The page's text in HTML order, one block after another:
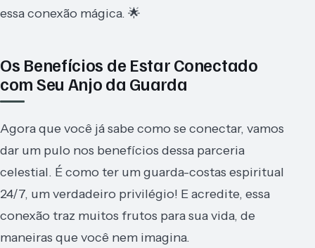
essa conexão mágica. 🌟
Os Benefícios de Estar Conectado
com Seu Anjo da Guarda
Agora que você já sabe como se conectar, vamos
dar um pulo nos benefícios dessa parceria
celestial. É como ter um guarda-costas espiritual
24/7, um verdadeiro privilégio! E acredite, essa
conexão traz muitos frutos para sua vida, de
maneiras que você nem imagina.